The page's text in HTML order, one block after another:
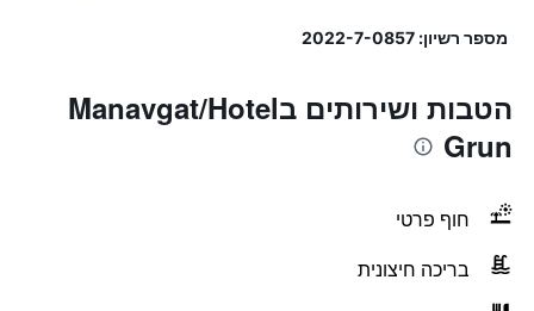
מספר רשיון: 2022-7-0857
הטבות ושירותים בManavgat/Hotel
Grun
חוף פרטי
בריכה חיצונית